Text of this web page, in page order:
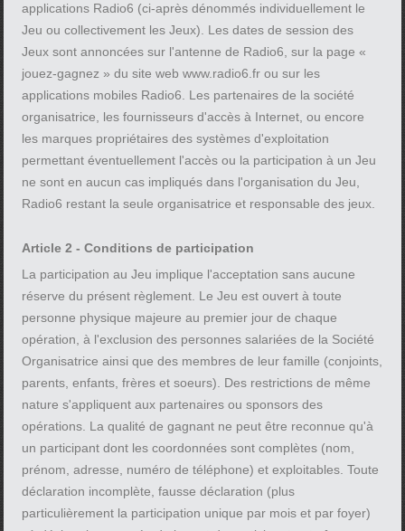
applications Radio6 (ci-après dénommés individuellement le
Jeu ou collectivement les Jeux). Les dates de session des
Jeux sont annoncées sur l'antenne de Radio6, sur la page «
jouez-gagnez » du site web www.radio6.fr ou sur les
applications mobiles Radio6. Les partenaires de la société
organisatrice, les fournisseurs d'accès à Internet, ou encore
les marques propriétaires des systèmes d'exploitation
permettant éventuellement l'accès ou la participation à un Jeu
ne sont en aucun cas impliqués dans l'organisation du Jeu,
Radio6 restant la seule organisatrice et responsable des jeux.
Article 2 - Conditions de participation
La participation au Jeu implique l'acceptation sans aucune
réserve du présent règlement. Le Jeu est ouvert à toute
personne physique majeure au premier jour de chaque
opération, à l'exclusion des personnes salariées de la Société
Organisatrice ainsi que des membres de leur famille (conjoints,
parents, enfants, frères et soeurs). Des restrictions de même
nature s'appliquent aux partenaires ou sponsors des
opérations. La qualité de gagnant ne peut être reconnue qu'à
un participant dont les coordonnées sont complètes (nom,
prénom, adresse, numéro de téléphone) et exploitables. Toute
déclaration incomplète, fausse déclaration (plus
particulièrement la participation unique par mois et par foyer)